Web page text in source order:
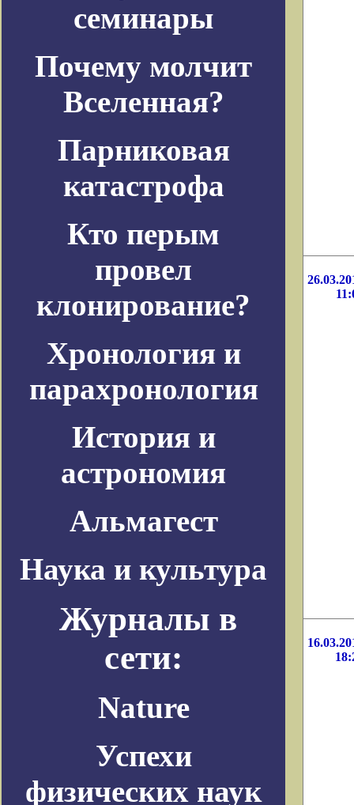
семинары
Почему молчит
Вселенная?
Парниковая
катастрофа
Кто перым
провел
клонирование?
Хронология и
парахронология
История и
астрономия
Альмагест
Наука и культура
Журналы в
сети:
Nature
Успехи
физических наук